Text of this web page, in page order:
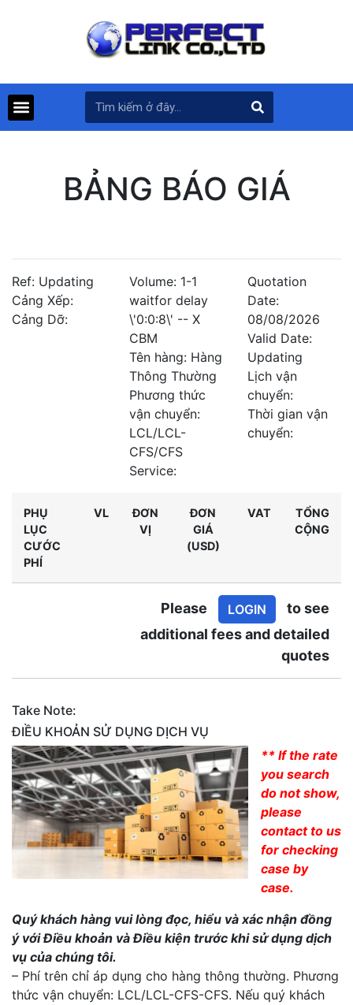
BẢNG BÁO GIÁ
Ref: Updating
Cảng Xếp:
Cảng Dỡ:
Volume: 1-1
waitfor delay
\'0:0:8\' -- X
CBM
Tên hàng: Hàng
Thông Thường
Phương thức
vận chuyển:
LCL/LCL-
CFS/CFS
Service:
Quotation
Date:
08/08/2026
Valid Date:
Updating
Lịch vận
chuyển:
Thời gian vận
chuyển:
PHỤ
LỤC
CƯỚC
PHÍ
VL
ĐƠN
VỊ
ĐƠN
GIÁ
(USD)
VAT
TỔNG
CỘNG
Please LOGIN
to see
additional fees and detailed
quotes
Take Note:
ĐIỀU KHOẢN SỬ DỤNG DỊCH VỤ
** If the rate
you search
do not show,
please
contact to us
for checking
case by
case.
Quý khách hàng vui lòng đọc, hiểu và xác nhận đồng
ý với Điều khoản và Điều kiện trước khi sử dụng dịch
vụ của chúng tôi.
– Phí trên chỉ áp dụng cho hàng thông thường. Phương
thức vận chuyển: LCL/LCL-CFS-CFS. Nếu quý khách